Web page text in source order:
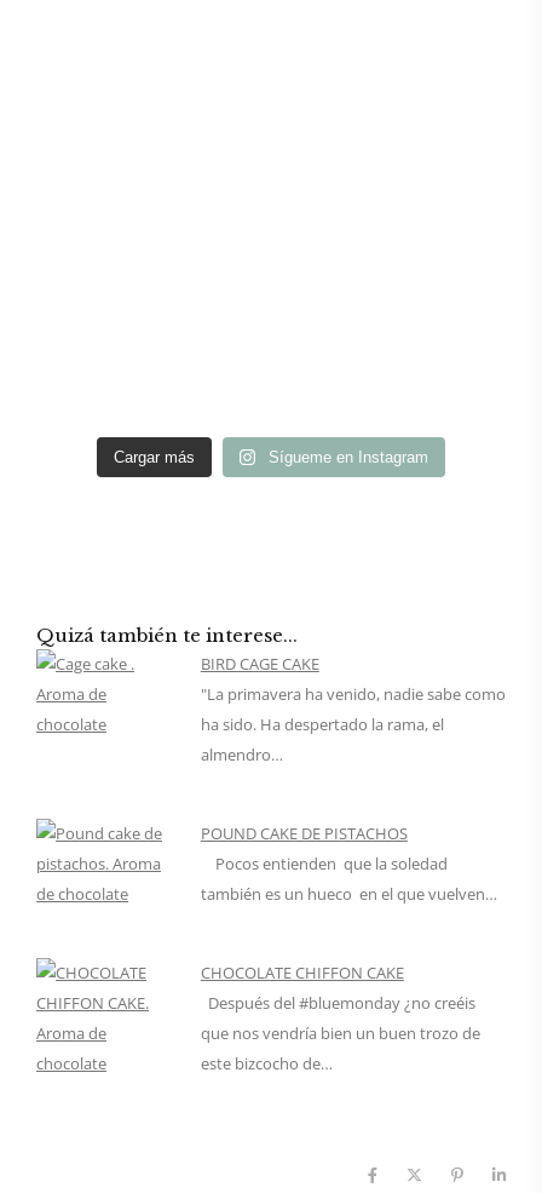
Cargar más Sígueme en Instagram
Quizá también te interese...
BIRD CAGE CAKE
"La primavera ha venido, nadie sabe como
ha sido. Ha despertado la rama, el
almendro…
POUND CAKE DE PISTACHOS
Pocos entienden que la soledad
también es un hueco en el que vuelven…
CHOCOLATE CHIFFON CAKE
Después del #bluemonday ¿no creéis
que nos vendría bien un buen trozo de
este bizcocho de…